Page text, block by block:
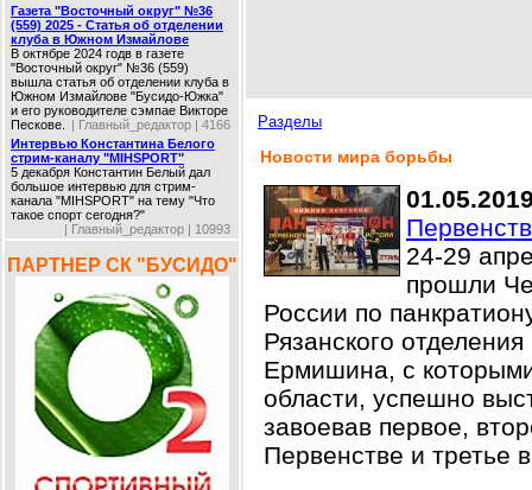
Газета "Восточный округ" №36
(559) 2025 - Статья об отделении
клуба в Южном Измайлове
В октябре 2024 годв в газете
"Восточный округ" №36 (559)
вышла статья об отделении клуба в
Южном Измайлове "Бусидо-Южка"
и его руководителе сэмпае Викторе
Пескове.
| Главный_редактор | 4166
Интервью Константина Белого
стрим-каналу "MIHSPORT"
5 декабря Константин Белый дал
большое интервью для стрим-
канала "MIHSPORT" на тему "Что
такое спорт сегодня?"
| Главный_редактор | 10993
ПАРТНЕР СК "БУСИДО"
Разделы
Новости мира борьбы
24-29
прошли
России по
Рязанского
Ермишина, с
области, успешно
завоевав первое,
Первенстве и третье